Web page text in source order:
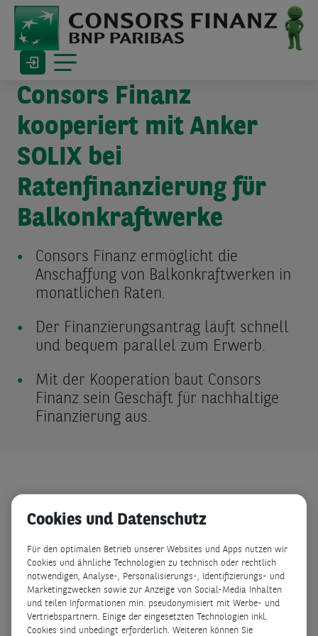
Consors Finanz
kooperiert mit Anker
SOLIX bei
Ratenfinanzierung für
Balkonkraftwerke
Consors Finanz ermöglicht die
Anschaffung von Balkonkraftwerken in
monatlichen Raten.
Der Finanzierungsantrag läuft schnell
und bequem parallel zum Erwerb.
Mit der Kooperation baut Consors
Finanz sein Geschäft für nachhaltige
Finanzierung aus.
künftig bei der Ratenfinanzierung von
Balkonkraftwerken zusammen. Ab sofort
können Käufer:innen die Balkonkraftwerke
über den Onlineshop von Anker SOLIX
bestellen und die Rückzahlung über einen
Ratenplan als Zahlungsmethode wählen.
Cookies und Datenschutz
Für den optimalen Betrieb unserer Websites und Apps nutzen wir
Cookies und ähnliche Technologien zu technisch oder rechtlich
notwendigen, Analyse-, Personalisierungs-, Identifizierungs- und
Marketingzwecken sowie zur Anzeige von Social-Media Inhalten
und teilen Informationen min. pseudonymisiert mit Werbe- und
Vertriebspartnern. Einige der eingesetzten Technologien inkl.
Cookies sind unbedingt erforderlich. Weiteren können Sie